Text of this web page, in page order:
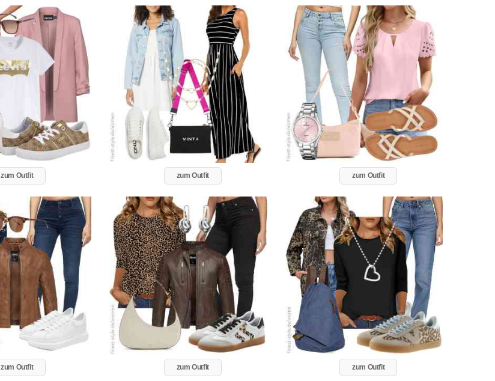
zum Outfit zum Outfit zum Outfit
zum Outfit zum Outfit zum Outfit